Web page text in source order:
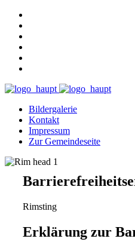
Bildergalerie
Kontakt
Impressum
Zur Gemeindeseite
Rimsting
Erklärung zur